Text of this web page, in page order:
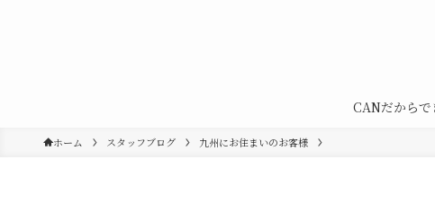
CANだからで
ホーム スタッフブログ 九州にお住まいのお客様